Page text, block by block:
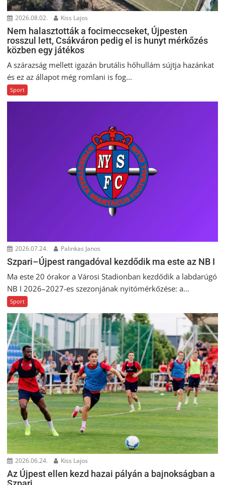
2026.08.02. Kiss Lajos
Nem halasztották a focimeccseket, Újpesten
rosszul lett, Csákváron pedig el is hunyt mérkőzés
közben egy játékos
A szárazság mellett igazán brutális hőhullám sújtja hazánkat
és ez az állapot még romlani is fog...
Sport
2026.07.24. Palinkas Janos
Szpari–Újpest rangadóval kezdődik ma este az NB I
Ma este 20 órakor a Városi Stadionban kezdődik a labdarúgó
NB I 2026–2027-es szezonjának nyitómérkőzése: a...
Sport
2026.06.24. Kiss Lajos
Az Újpest ellen kezd hazai pályán a bajnokságban a